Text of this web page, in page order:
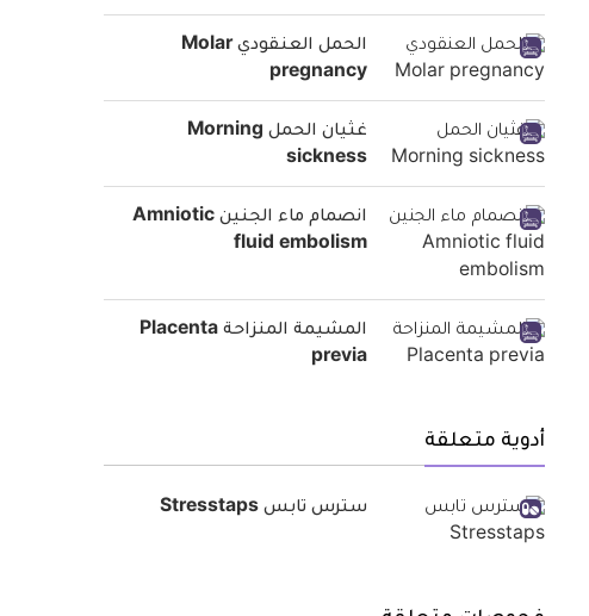
الحمل العنقودي Molar
pregnancy
غثيان الحمل Morning
sickness
انصمام ماء الجنين Amniotic
fluid embolism
المشيمة المنزاحة Placenta
previa
أدوية متعلقة
سترس تابس Stresstaps